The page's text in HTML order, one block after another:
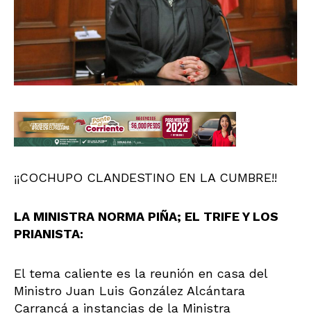
¡¡COCHUPO CLANDESTINO EN LA CUMBRE!!
LA MINISTRA NORMA PIÑA; EL TRIFE Y LOS
PRIANISTA:
El tema caliente es la reunión en casa del
Ministro Juan Luis González Alcántara
Carrancá a instancias de la Ministra